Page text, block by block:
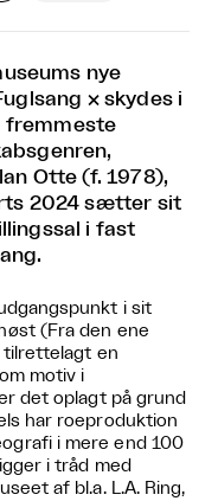
nye
× skydes i
fremmeste
Otte (f. 1978),
2024 sætter sit
i fast
i sit
(Fra den ene
tilrettelagt en
motiv i
det oplagt på grund
har roeproduktion
i mere end 100
i tråd med
af bl.a. L.A. Ring,